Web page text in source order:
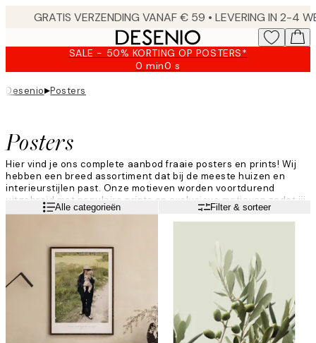
SALE - 50% KORTING OP POSTERS*
0 min0 s
Geldig
Desenio▸Posters
Posters
Hier vind je ons complete aanbod fraaie posters en prints! Wij
hebben een breed assortiment dat bij de meeste huizen en
interieurstijlen past. Onze motieven worden voortdurend
uitgebreid met populaire prints en exclusieve motieven zodat jij
als klant altijd iets kunt vinden dat bij jou past. Geef je muren
een oppepper en maak een inrichting met trendy posters van
Lees meerAlle categorieën Filter & sorteer